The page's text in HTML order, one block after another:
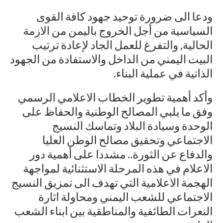
ودعا الى ضرورة توحيد جهود كافة القوى
السياسية من أجل الخروج باليمن من الازمة
الحالية, والتفرغ للعمل الجاد لإعادة ترتيب
البيت اليمني من الداخل والاستفادة من الجهود
الذاتية في عملية البناء.
وأكد أهمية تطوير الخطاب الاعلامي الرسمي
وفق ما يلبي المصالح الوطنية والحفاظ على
الوحدة وسيادة البلاد وتماسك النسيج
الاجتماعي وتحقيق مصالح الوطن العليا
والدفاع عن الثورة.. مشددا على أهمية دور
الاعلام في هذه المرحلة الاستثنائية لمواجهة
الهجمة الاعلامية التي تهدف الى تمزيق النسيج
الاجتماعي للشعب اليمني ومحاولة اثارة
النعرات الطائفية والمناطقية بين ابناء الشعب